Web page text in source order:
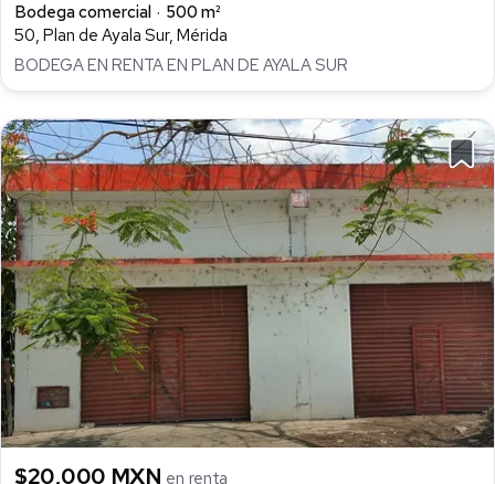
Bodega comercial
500 m²
50, Plan de Ayala Sur, Mérida
BODEGA EN RENTA EN PLAN DE AYALA SUR
$20,000 MXN en renta